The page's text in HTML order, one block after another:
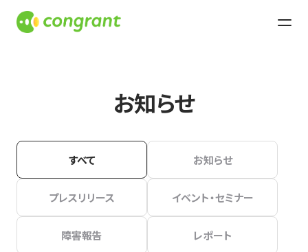
お知らせ
すべて お知らせ
プレスリリース イベント・セミナー
障害報告 レポート